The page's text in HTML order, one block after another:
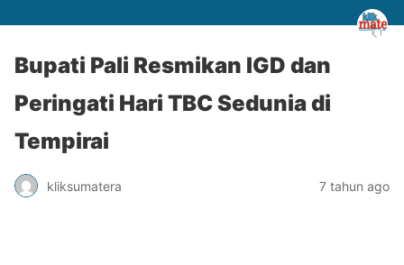
Bupati Pali Resmikan IGD dan
Peringati Hari TBC Sedunia di
Tempirai
kliksumatera 7 tahun ago